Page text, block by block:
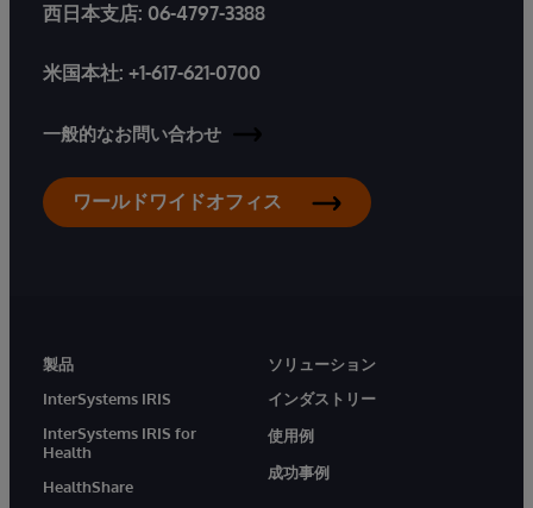
西日本支店: 06-4797-3388
米国本社: +1-617-621-0700
一般的なお問い合わせ
ワールドワイドオフィス
製品
InterSystems IRIS
InterSystems IRIS for
Health
HealthShare
ソリューション
インダストリー
使用例
成功事例